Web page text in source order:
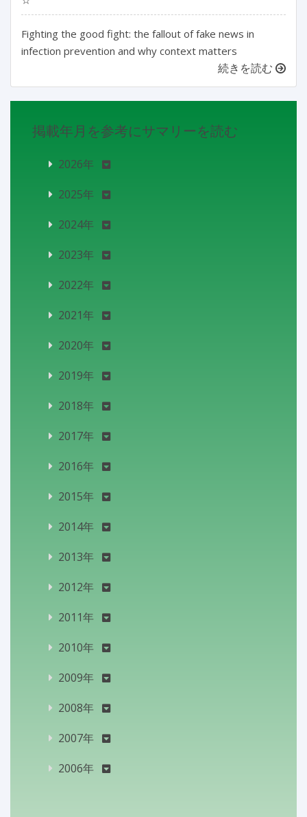
Fighting the good fight: the fallout of fake news in
infection prevention and why context matters
続きを読む
掲載年月を参考にサマリーを読む
2026年
2025年
2024年
2023年
2022年
2021年
2020年
2019年
2018年
2017年
2016年
2015年
2014年
2013年
2012年
2011年
2010年
2009年
2008年
2007年
2006年